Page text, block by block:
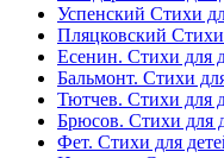
Успенский Стихи
Пляцковский Стихи
Есенин. Стихи для
Бальмонт. Стихи
Тютчев. Стихи для
Брюсов. Стихи для
Фет. Стихи для